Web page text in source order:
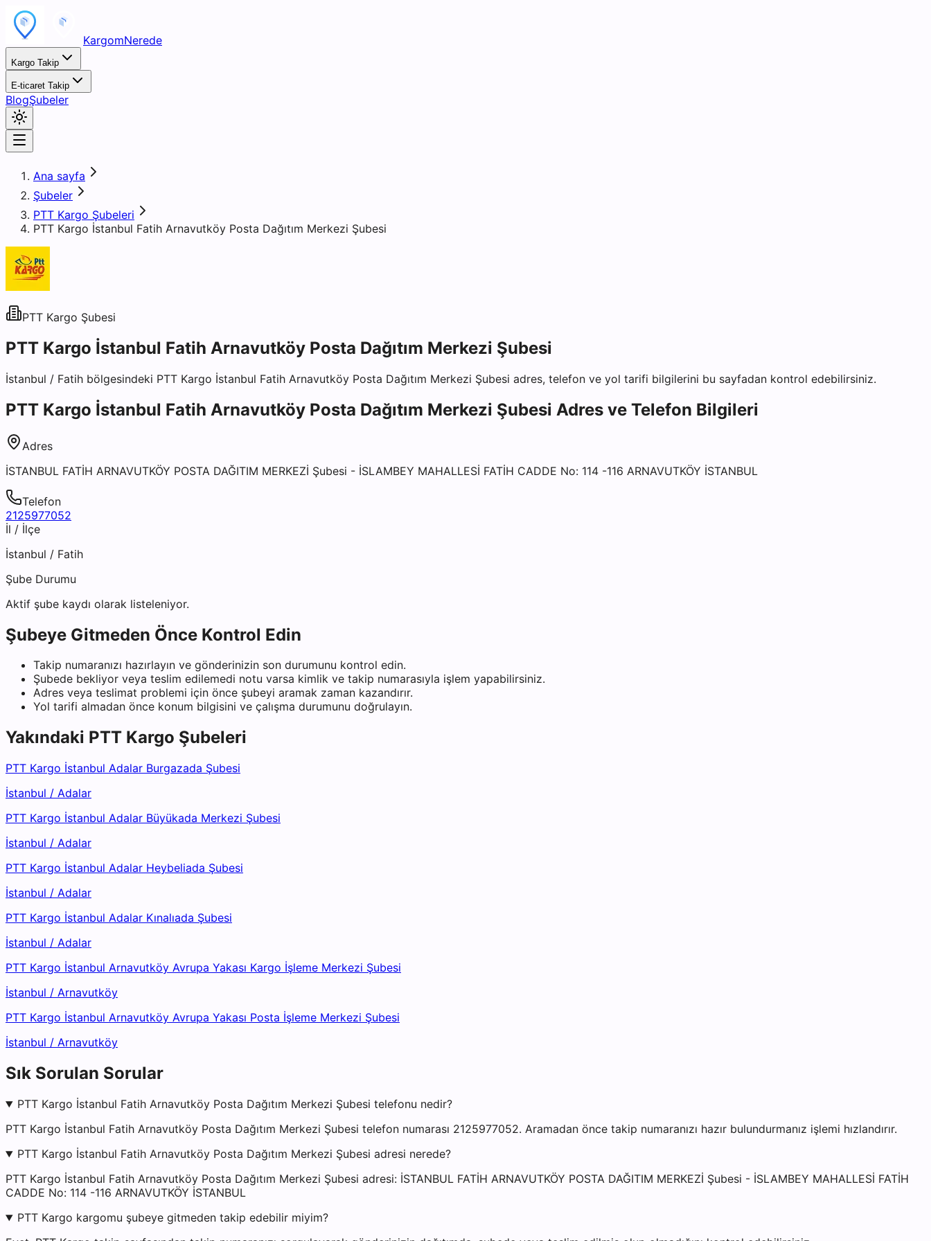
KargomNerede
Kargo Takip
E-ticaret Takip
BlogŞubeler
Ana sayfa
Şubeler
PTT Kargo Şubeleri
PTT Kargo İstanbul Fatih Arnavutköy Posta Dağıtım Merkezi Şubesi
PTT Kargo Şubesi
PTT Kargo İstanbul Fatih Arnavutköy Posta Dağıtım Merkezi Şubesi
İstanbul / Fatih bölgesindeki PTT Kargo İstanbul Fatih Arnavutköy Posta Dağıtım Merkezi Şubesi adres, telefon ve yol tarifi bilgilerini bu sayfadan kontrol edebilirsiniz.
PTT Kargo İstanbul Fatih Arnavutköy Posta Dağıtım Merkezi Şubesi Adres ve Telefon Bilgileri
Adres
İSTANBUL FATİH ARNAVUTKÖY POSTA DAĞITIM MERKEZİ Şubesi - İSLAMBEY MAHALLESİ FATİH CADDE No: 114 -116 ARNAVUTKÖY İSTANBUL
Telefon
2125977052
İl / İlçe
İstanbul / Fatih
Şube Durumu
Aktif şube kaydı olarak listeleniyor.
Şubeye Gitmeden Önce Kontrol Edin
Takip numaranızı hazırlayın ve gönderinizin son durumunu kontrol edin.
Şubede bekliyor veya teslim edilemedi notu varsa kimlik ve takip numarasıyla işlem yapabilirsiniz.
Adres veya teslimat problemi için önce şubeyi aramak zaman kazandırır.
Yol tarifi almadan önce konum bilgisini ve çalışma durumunu doğrulayın.
Yakındaki PTT Kargo Şubeleri
PTT Kargo İstanbul Adalar Burgazada Şubesi
İstanbul / Adalar
PTT Kargo İstanbul Adalar Büyükada Merkezi Şubesi
İstanbul / Adalar
PTT Kargo İstanbul Adalar Heybeliada Şubesi
İstanbul / Adalar
PTT Kargo İstanbul Adalar Kınalıada Şubesi
İstanbul / Adalar
PTT Kargo İstanbul Arnavutköy Avrupa Yakası Kargo İşleme Merkezi Şubesi
İstanbul / Arnavutköy
PTT Kargo İstanbul Arnavutköy Avrupa Yakası Posta İşleme Merkezi Şubesi
İstanbul / Arnavutköy
Sık Sorulan Sorular
PTT Kargo İstanbul Fatih Arnavutköy Posta Dağıtım Merkezi Şubesi telefonu nedir?
PTT Kargo İstanbul Fatih Arnavutköy Posta Dağıtım Merkezi Şubesi telefon numarası 2125977052. Aramadan önce takip numaranızı hazır bulundurmanız işlemi hızlandırır.
PTT Kargo İstanbul Fatih Arnavutköy Posta Dağıtım Merkezi Şubesi adresi nerede?
PTT Kargo İstanbul Fatih Arnavutköy Posta Dağıtım Merkezi Şubesi adresi: İSTANBUL FATİH ARNAVUTKÖY POSTA DAĞITIM MERKEZİ Şubesi - İSLAMBEY MAHALLESİ FATİH
CADDE No: 114 -116 ARNAVUTKÖY İSTANBUL
PTT Kargo kargomu şubeye gitmeden takip edebilir miyim?